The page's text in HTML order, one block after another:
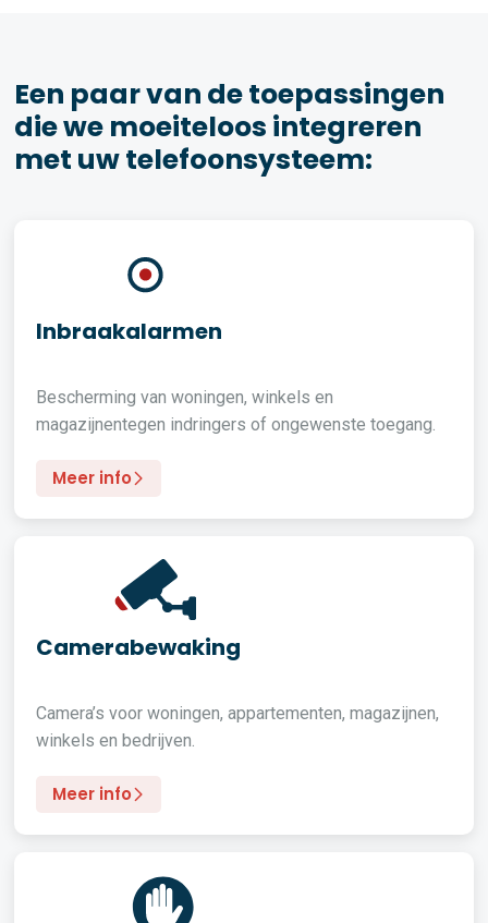
Een paar van de toepassingen
die we moeiteloos integreren
met uw telefoonsysteem:
Inbraakalarmen
Bescherming van woningen, winkels en
magazijnentegen indringers of ongewenste toegang.
Meer info
Camerabewaking
Camera’s voor woningen, appartementen, magazijnen,
winkels en bedrijven.
Meer info